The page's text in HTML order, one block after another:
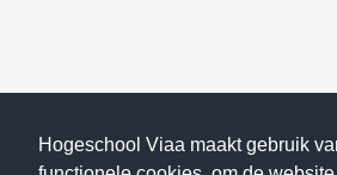
Hogeschool Viaa maakt gebruik